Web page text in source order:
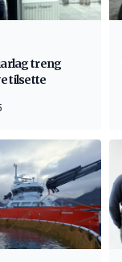
treng
tilsette